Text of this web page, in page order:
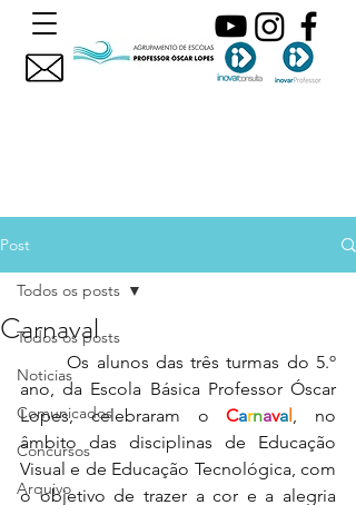
Post
Todos os posts
Noticias
Comunicados
Concursos
Arquivo
Todos os posts
Carnaval
	Os alunos das três turmas do 5.º
ano, da Escola Básica Professor Óscar
Lopes, celebraram o Carnaval, no
âmbito das disciplinas de Educação
Visual e de Educação Tecnológica, com
o objetivo de trazer a cor e a alegria